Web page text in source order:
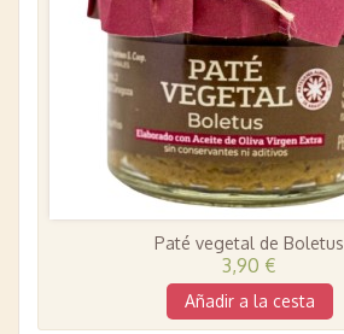
Paté vegetal de Boletus
3,90 €
Añadir a la cesta